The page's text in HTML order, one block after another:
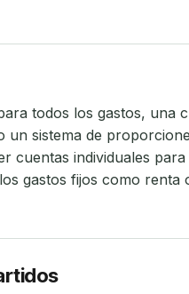
todos los gastos, una
un sistema de
cuentas individuales para
gastos fijos como renta